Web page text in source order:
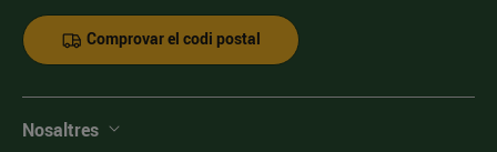
Comprovar el codi postal
Nosaltres